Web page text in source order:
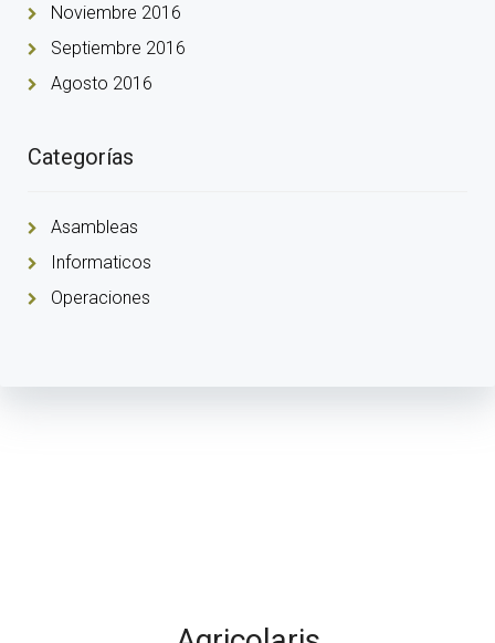
Noviembre 2016
Septiembre 2016
Agosto 2016
Categorías
Asambleas
Informaticos
Operaciones